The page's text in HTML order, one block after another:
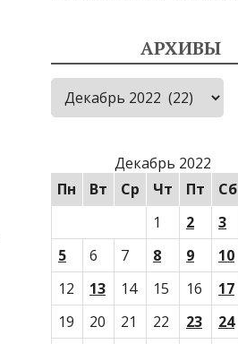
АРХИВЫ
Архивы
Декабрь 2022
Пн
Вт Ср Чт Пт Сб
1
2 3
5
6 7 8 9 10
12
13 14 15 16 17
19
20 21 22 23 24